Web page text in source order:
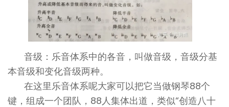
音级：乐音体系中的各音，叫做音级，音级分基
本音级和变化音级两种。
在这里乐音体系呢大家可以把它当做钢琴88个
键，组成一个团队，88人集体出道，类似“创造八十